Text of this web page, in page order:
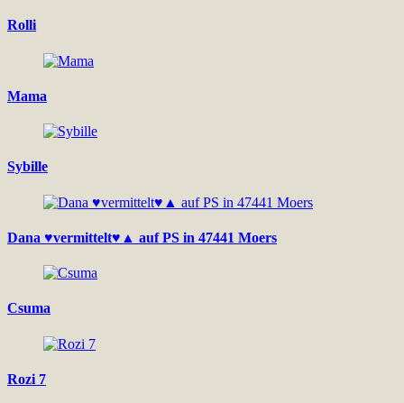
Rolli
Mama
Sybille
Dana ♥vermittelt♥▲ auf PS in 47441 Moers
Csuma
Rozi 7